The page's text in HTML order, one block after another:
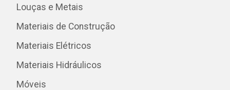
Louças e Metais
Materiais de Construção
Materiais Elétricos
Materiais Hidráulicos
Móveis